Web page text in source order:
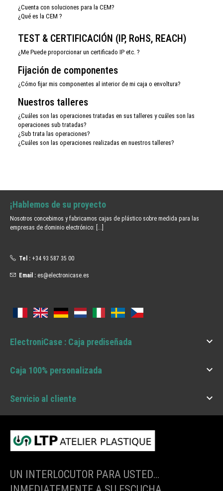
¿Cuenta con soluciones para la CEM?
¿Qué es la CEM ?
TEST & CERTIFICACIÓN (IP, RoHS, REACH)
¿Me Puede proporcionar un certificado IP etc. ?
Fijación de componentes
¿Cómo fijar mis componentes al interior de mi caja o envoltura?
Nuestros talleres
¿Cuáles son las operaciones tratadas en sus talleres y cuáles son las
operaciones sub tratadas?
¿Sub trata las operaciones?
¿Cuáles son las operaciones realizadas en nuestros talleres?
¡Hablemos de su proyecto
Nosotros concebimos y fabricamos cajas de plástico sobre medida para las
empresas de dominio electrónico: [...]
Tel : +34 93 587 35 00
Email : es@electronicase.es
ElectroniCase : Caja prediseñada 
Caja 100% personalizada 
Servicio al cliente 
UN INTERLOCUTOR PARA USTED…